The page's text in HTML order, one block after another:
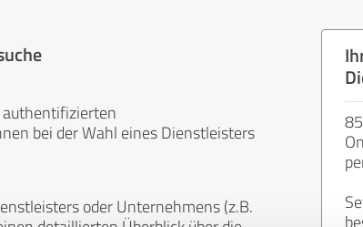
authentifizierten
bei der Wahl eines Dienstleisters
oder Unternehmens (z.B.